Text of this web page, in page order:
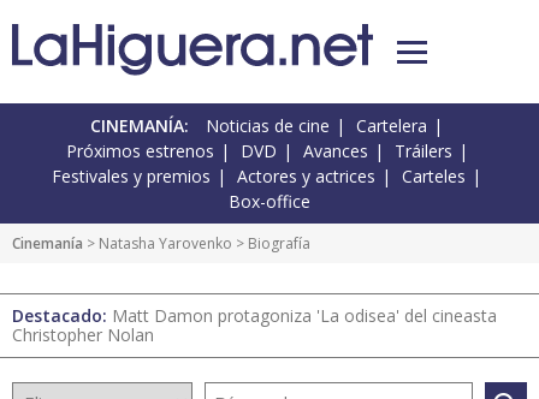
CINEMANÍA: Noticias de cine
Cartelera
Próximos estrenos
DVD Avances
Tráilers
Festivales y premios
Actores y actrices
Carteles
Box-office
Cinemanía > Natasha Yarovenko > Biografía
Destacado: Matt Damon protagoniza 'La odisea' del cineasta
Christopher Nolan